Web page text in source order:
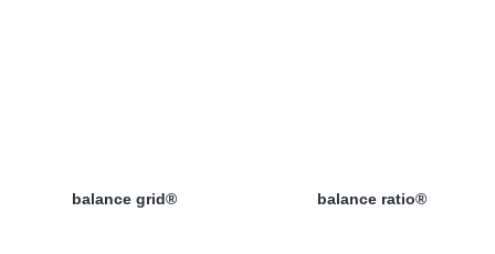
balance grid® balance ratio®